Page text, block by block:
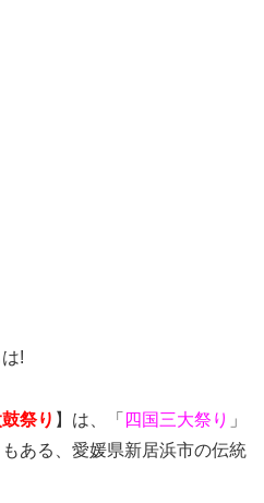
!
祭り 】は、「 四国三大祭り 」
ある、愛媛県新居浜市の伝統